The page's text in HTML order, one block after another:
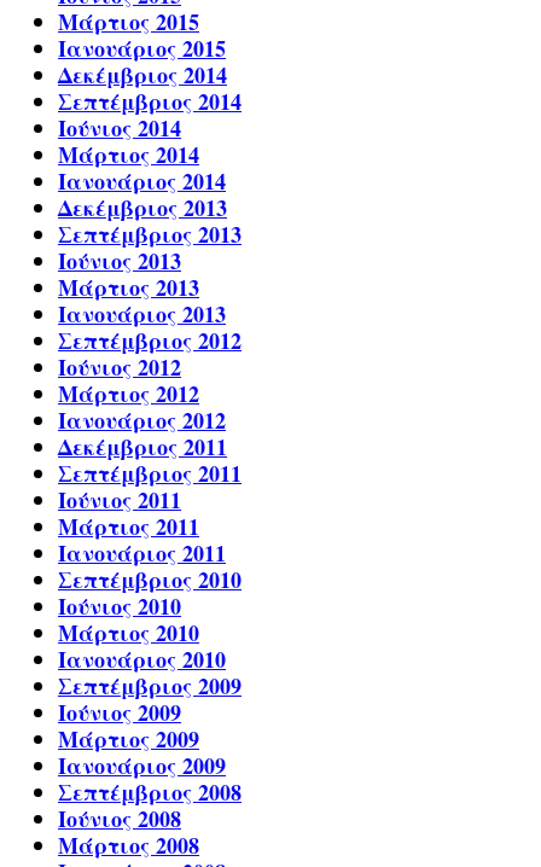
Μάρτιος 2015
Ιανουάριος 2015
Δεκέμβριος 2014
Σεπτέμβριος 2014
Ιούνιος 2014
Μάρτιος 2014
Ιανουάριος 2014
Δεκέμβριος 2013
Σεπτέμβριος 2013
Ιούνιος 2013
Μάρτιος 2013
Ιανουάριος 2013
Σεπτέμβριος 2012
Ιούνιος 2012
Μάρτιος 2012
Ιανουάριος 2012
Δεκέμβριος 2011
Σεπτέμβριος 2011
Ιούνιος 2011
Μάρτιος 2011
Ιανουάριος 2011
Σεπτέμβριος 2010
Ιούνιος 2010
Μάρτιος 2010
Ιανουάριος 2010
Σεπτέμβριος 2009
Ιούνιος 2009
Μάρτιος 2009
Ιανουάριος 2009
Σεπτέμβριος 2008
Ιούνιος 2008
Μάρτιος 2008